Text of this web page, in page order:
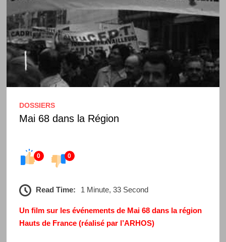
DOSSIERS
Mai 68 dans la Région
0 0
Read Time: 1 Minute, 33 Second
Un film sur les événements de Mai 68 dans la région
Hautsde France (réalisé par l’ARHOS)